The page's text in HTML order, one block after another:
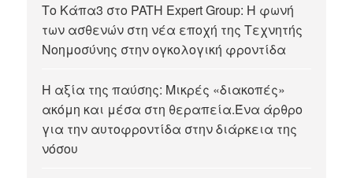
Tο Κάπα3 στο PATH Expert Group: Η φωνή
των ασθενών στη νέα εποχή της Τεχνητής
Νοημοσύνης στην ογκολογική φροντίδα
Η αξία της παύσης: Μικρές «διακοπές»
ακόμη και μέσα στη θεραπεία.Ένα άρθρο
για την αυτοφροντίδα στην διάρκεια της
νόσου